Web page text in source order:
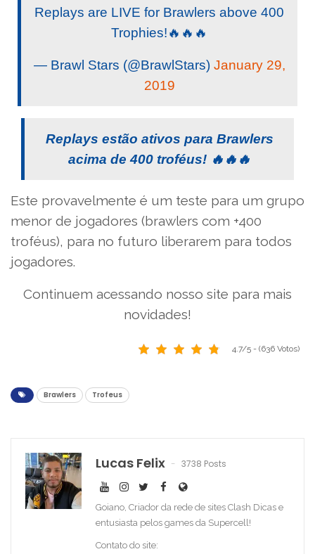
Replays are LIVE for Brawlers above 400
Trophies!🔥🔥🔥
— Brawl Stars (@BrawlStars) January 29,
2019
Replays estão ativos para Brawlers
acima de 400 troféus! 🔥🔥🔥
Este provavelmente é um teste para um grupo
menor de jogadores (brawlers com +400
troféus), para no futuro liberarem para todos
jogadores.
Continuem acessando nosso site para mais
novidades!
4.7/5 - (636 Votos)
Brawlers Trofeus
Lucas Felix 3738 Posts
Goiano, Criador da rede de sites Clash Dicas e
entusiasta pelos games da Supercell!
Contato do site: